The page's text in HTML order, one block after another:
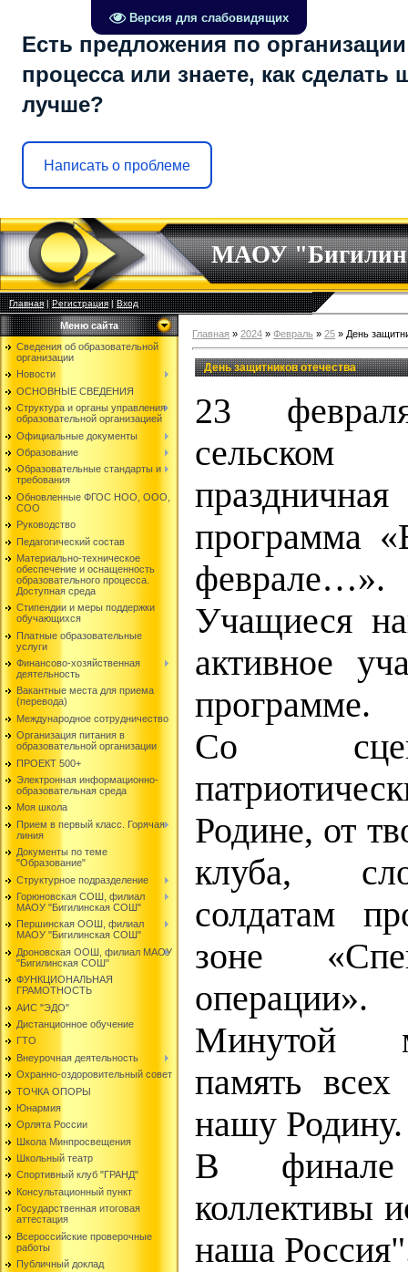
Версия для слабовидящих
Есть предложения по
процесса или знаете, как сделать
лучше?
Написать о проблеме
МАОУ
Главная|Регистрация|Вход
Меню сайта
Сведения об образовательной
организации
Новости
ОСНОВНЫЕ СВЕДЕНИЯ
Структура и органы управления
образовательной организацией
Официальные документы
Образование
Образовательные стандарты и
требования
Обновленные ФГОС НОО, ООО,
СОО
Руководство
Педагогический состав
Материально-техническое
обеспечение и оснащенность
образовательного процесса.
Доступная среда
Стипендии и меры поддержки
обучающихся
Платные образовательные
услуги
Финансово-хозяйственная
деятельность
Вакантные места для приема
(перевода)
Международное сотрудничество
Организация питания в
образовательной организации
ПРОЕКТ 500+
Электронная информационно-
образовательная среда
Моя школа
Прием в первый класс. Горячая
линия
Документы по теме
"Образование"
Структурное подразделение
Горюновская СОШ, филиал
МАОУ "Бигилинская СОШ"
Першинская ООШ, филиал
МАОУ "Бигилинская СОШ"
Дроновская ООШ, филиал МАОУ
"Бигилинская СОШ"
ФУНКЦИОНАЛЬНАЯ
ГРАМОТНОСТЬ
АИС "ЭДО"
Дистанционное обучение
ГТО
Внеурочная деятельность
Охранно-оздоровительный совет
ТОЧКА ОПОРЫ
Юнармия
Орлята России
Школа Минпросвещения
Школьный театр
Спортивный клуб "ГРАНД"
Консультационный пункт
Государственная итоговая
аттестация
Всероссийские проверочные
работы
Публичный доклад
Главная » 2024 » Февраль » 25 » День
День защитников отечества
23
программа
феврале…».
Учащиеся
активное
программе.
Со
Родине, от
клуба,
солдатам
зоне
операции».
Минутой
память
нашу Родину.
В финале
коллективы
наша